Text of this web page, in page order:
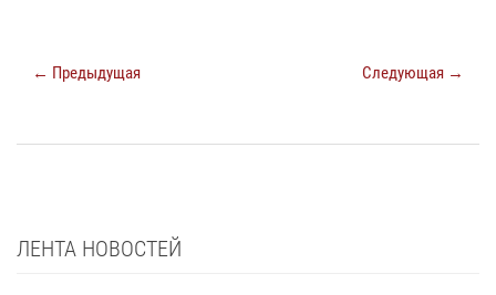
← Предыдущая Следующая →
ЛЕНТА НОВОСТЕЙ